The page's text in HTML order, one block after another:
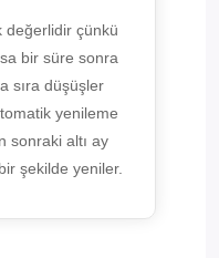
değerlidir çünkü
bir süre sonra
sıra düşüşler
yenileme
sonraki altı ay
şekilde yeniler.